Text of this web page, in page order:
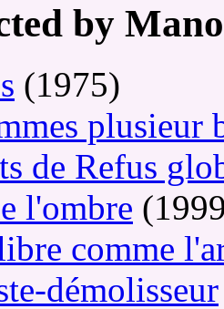
by
(1975)
plusieur
de Refus
l'ombre
comme
démolisseur